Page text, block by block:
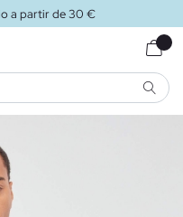
a partir de 30 €